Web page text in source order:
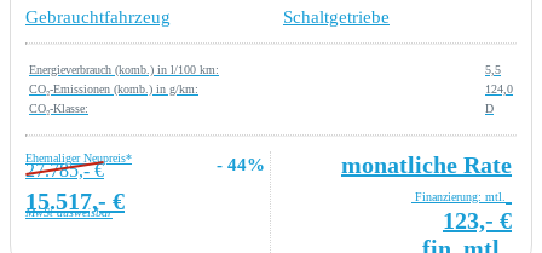
Gebrauchtfahrzeug
Schaltgetriebe
Energieverbrauch (komb.) in l/100 km:
5,5
CO₂-Emissionen (komb.) in g/km:
124,0
CO₂-Klasse:
D
Ehemaliger Neupreis*
27.785,- € - 44%
15.517,- €
MwSt ausweisbar
monatliche Rate
Finanzierung: mtl.
123,- €